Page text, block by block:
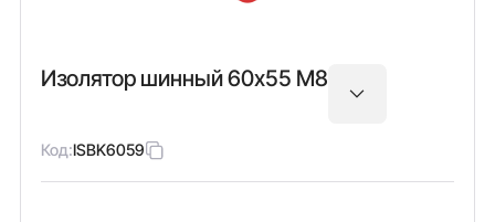
Изолятор шинный 60х55 М8
Код:ISBK6059